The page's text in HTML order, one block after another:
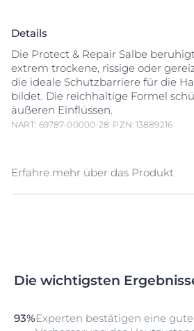
Details
Die Protect & Repair Salbe
extrem trockene, rissige oder
die ideale Schutzbarriere für die
bildet. Die reichhaltige Formel
äußeren Einflüssen.
NART: 69787-00000-28 PZN: 13889216
Erfahre mehr über das Produkt
wasserdampfdurchlässige (semi-
verhindert gleichzeitig einen
Feuchtigkeitsstau auf der Haut. So
Die wichtigsten
93%Experten bestätigen eine